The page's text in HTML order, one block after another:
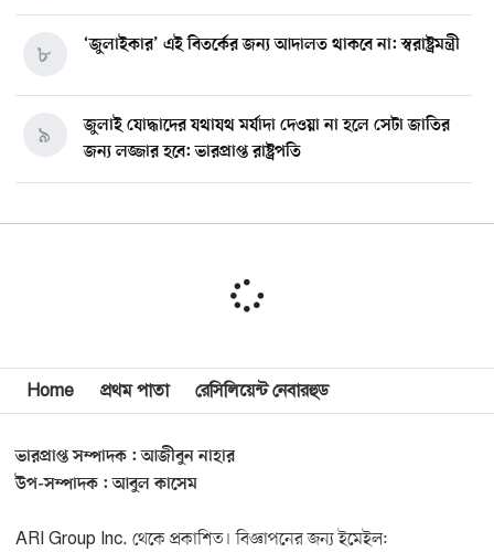
‘জুলাইকার’ এই বিতর্কের জন্য আদালত থাকবে না: স্বরাষ্ট্রমন্ত্রী
৮
জুলাই যোদ্ধাদের যথাযথ মর্যাদা দেওয়া না হলে সেটা জাতির
জন্য লজ্জার হবে: ভারপ্রাপ্ত রাষ্ট্রপতি
৯
১০
মিশিগানে দক্ষিণ সুরমা ওয়েলফেয়ার অ্যাসোসিয়েশনের
বিশ্বজুড়ে কূটনৈতিক পুনর্বিন্যাস, ৫ অঞ্চলে মিশন বন্ধ করছে
যুক্তরাষ্ট্র
১২
মিশিগানে ফ্রেন্ডস এন্ড ফ্যামিলির বনভোজনে প্রাণের উচ্ছ্বাস
১৩
Home প্রথম পাতা রেসিলিয়েন্ট নেবারহুড
ভারপ্রাপ্ত সম্পাদক : আজীবুন নাহার
উপ-সম্পাদক : আবুল কাসেম
ARI Group Inc. থেকে প্রকাশিত। বিজ্ঞাপনের জন্য ইমেইল: